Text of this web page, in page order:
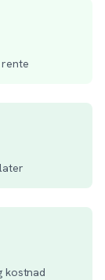
kostnad